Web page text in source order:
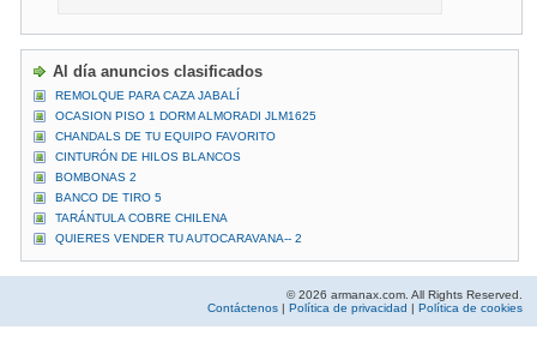
Al día anuncios clasificados
REMOLQUE PARA CAZA JABALÍ
OCASION PISO 1 DORM ALMORADI JLM1625
CHANDALS DE TU EQUIPO FAVORITO
CINTURÓN DE HILOS BLANCOS
BOMBONAS 2
BANCO DE TIRO 5
TARÁNTULA COBRE CHILENA
QUIERES VENDER TU AUTOCARAVANA-- 2
© 2026 armanax.com. All Rights Reserved.
Contáctenos
Política de privacidad Política de cookies